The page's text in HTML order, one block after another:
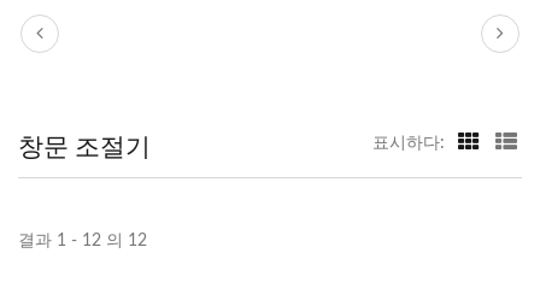
창문 조절기 표시하다:
결과 1 - 12 의 12